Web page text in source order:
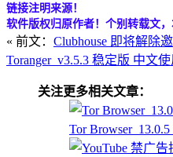
链接注明来源！
软件版权归原作者！个别转载文，
« 前文： Clubhouse 即将解除
Toranger_v3.5.3 稳定版 中文使
关注更多相关文章：
Tor